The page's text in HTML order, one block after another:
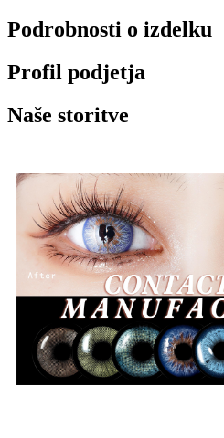
Podrobnosti o izdelku
Profil podjetja
Naše storitve